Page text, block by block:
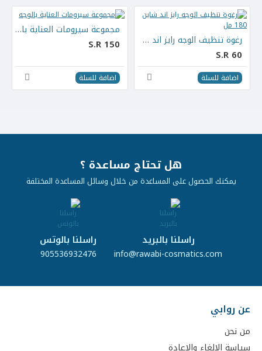
رغوة تنظيف الوجه رايز اند شاين 180 مل
S.R 60
اضافة للسلة
مجموعة سيرومات العناية بالوجه
S.R 150
اضافة للسلة
هل تحتاج مساعدة ؟
يمكنك الحصول على المساعدة من خلال وسائل المساعدة المختلفة
راسلنا بالبريد
info@rawabi-cosmatics.com
راسلنا بالوتس
905536932476
عن روابي
من نحن
سياسة الالغاء والاعادة